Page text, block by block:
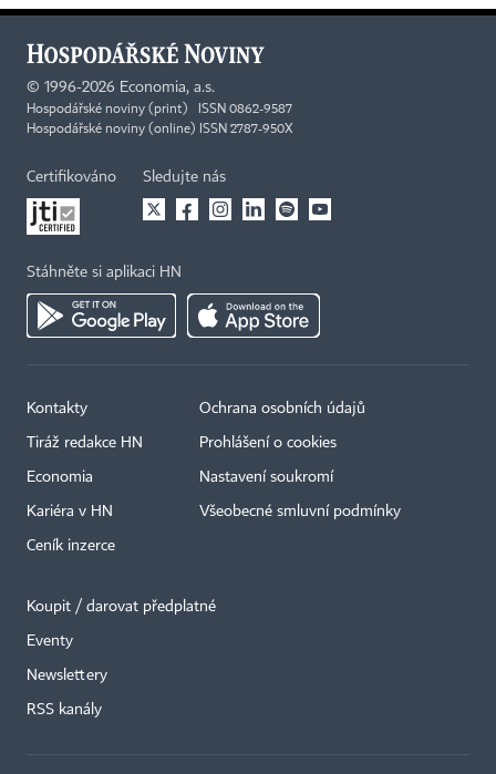
© 1996-2026 Economia, a.s.
Hospodářské noviny (print) ISSN 0862-9587
Hospodářské noviny (online) ISSN 2787-950X
Certifikováno Sledujte nás
Stáhněte si aplikaci HN
Kontakty
Tiráž redakce HN
Economia
Kariéra v HN
Ceník inzerce
Ochrana osobních údajů
Prohlášení o cookies
Nastavení soukromí
Všeobecné smluvní podmínky
Koupit / darovat předplatné
Eventy
Newslettery
RSS kanály